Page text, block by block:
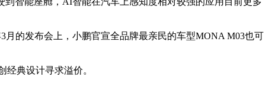
的发布会上，小鹏官宣全品牌最亲民的车型MONA M03也可
典设计寻求溢价。